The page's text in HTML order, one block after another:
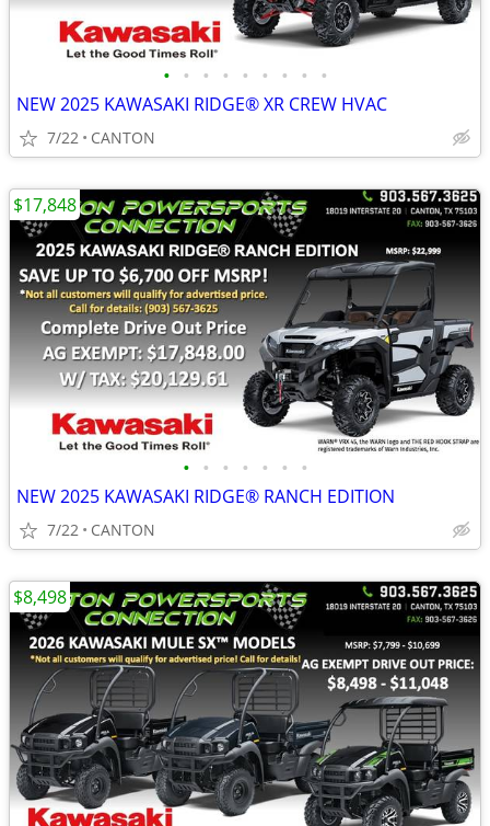
• • • • • • • • •
NEW 2025 KAWASAKI RIDGE® XR CREW HVAC
7/22 CANTON
• • • • • • •
NEW 2025 KAWASAKI RIDGE® RANCH EDITION
7/22 CANTON
$17,848
$8,498